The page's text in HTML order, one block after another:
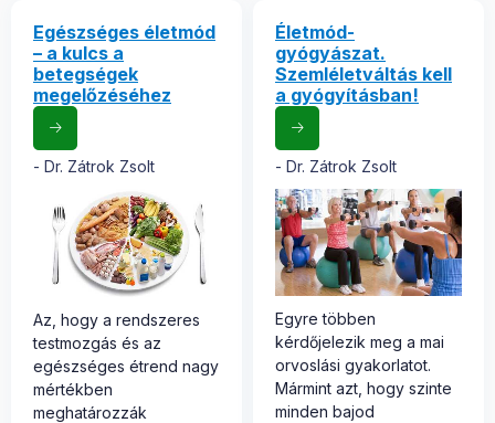
Egészséges életmód
– a kulcs a
betegségek
megelőzéséhez
Dr. Zátrok Zsolt
Az, hogy a rendszeres
testmozgás és az
egészséges étrend nagy
mértékben
meghatározzák
Életmód-
gyógyászat.
Szemléletváltás kell
a gyógyításban!
Dr. Zátrok Zsolt
Egyre többen
kérdőjelezik meg a mai
orvoslási gyakorlatot.
Mármint azt, hogy szinte
minden bajod